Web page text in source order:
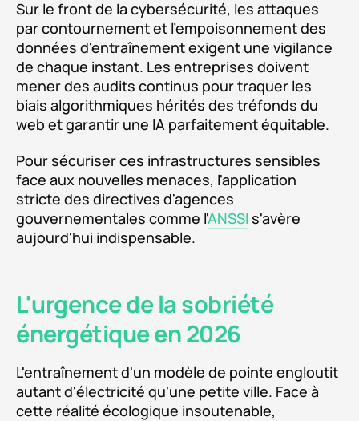
Sur le front de la cybersécurité, les attaques
par contournement et l'empoisonnement des
données d'entraînement exigent une vigilance
de chaque instant. Les entreprises doivent
mener des audits continus pour traquer les
biais algorithmiques hérités des tréfonds du
web et garantir une IA parfaitement équitable.
Pour sécuriser ces infrastructures sensibles
face aux nouvelles menaces, l'application
stricte des directives d'agences
gouvernementales comme l'ANSSI s'avère
aujourd'hui indispensable.
L'urgence de la sobriété
énergétique en 2026
L'entraînement d'un modèle de pointe engloutit
autant d'électricité qu'une petite ville. Face à
cette réalité écologique insoutenable,